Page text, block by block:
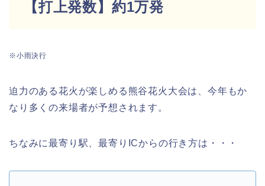
【打上発数】約1万発
※小雨決行
迫力のある花火が楽しめる熊谷花火大会は、今年もか
なり多くの来場者が予想されます。
ちなみに最寄り駅、最寄りICからの行き方は・・・